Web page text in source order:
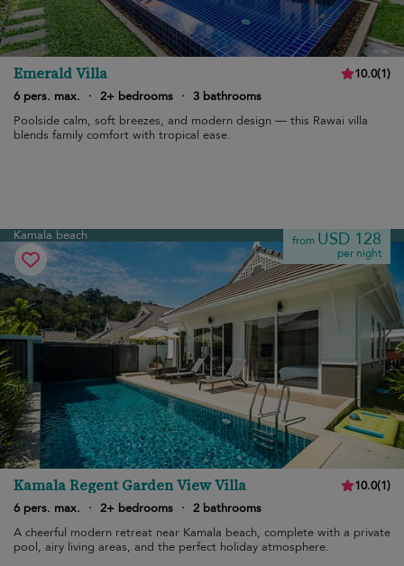
Emerald Villa 10.0(1)
6 pers. max.
· 2+ bedrooms · 3 bathrooms
Poolside calm, soft breezes, and modern design — this Rawai villa
blends family comfort with tropical ease.
Kamala beach from USD 128
per night
Kamala Regent Garden View Villa 10.0(1)
6 pers. max.
· 2+ bedrooms · 2 bathrooms
A cheerful modern retreat near Kamala beach, complete with a private
pool, airy living areas, and the perfect holiday atmosphere.